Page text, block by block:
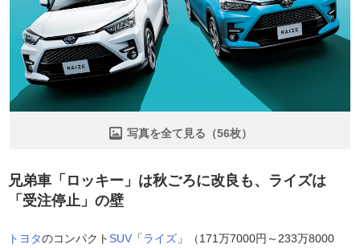
写真を全て見る（56枚）
兄弟車「ロッキー」は秋ごろに改良も、ライズは
「受注停止」の壁
トヨタのコンパクト SUV 「ライズ 」（171万7000円～233万8000